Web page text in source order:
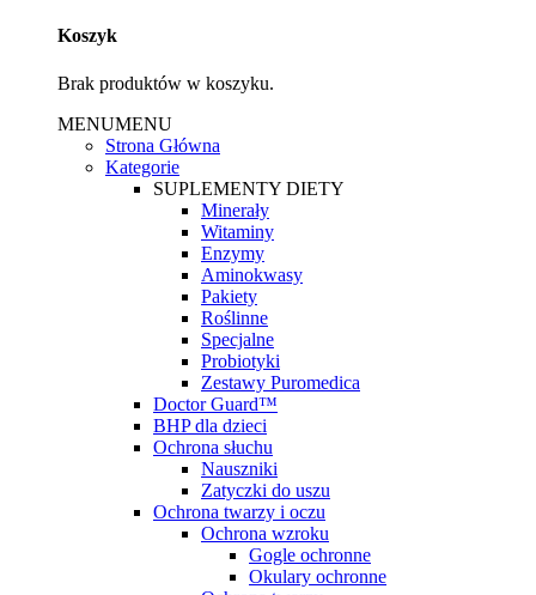
Koszyk
Brak produktów w koszyku.
MENUMENU
Strona Główna
Kategorie
SUPLEMENTY DIETY
Minerały
Witaminy
Enzymy
Aminokwasy
Pakiety
Roślinne
Specjalne
Probiotyki
Zestawy Puromedica
Doctor Guard™
BHP dla dzieci
Ochrona słuchu
Nauszniki
Zatyczki do uszu
Ochrona twarzy i oczu
Ochrona wzroku
Gogle ochronne
Okulary ochronne